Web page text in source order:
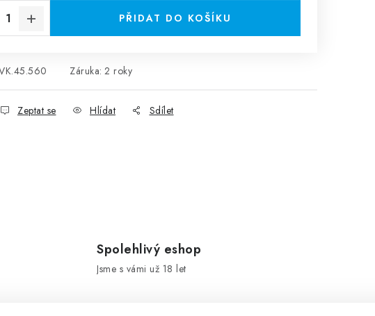
PŘIDAT DO KOŠÍKU
Záruka: 2 roky
Zeptat se Hlídat Sdílet
Spolehlivý eshop
Jsme s vámi už 18 let